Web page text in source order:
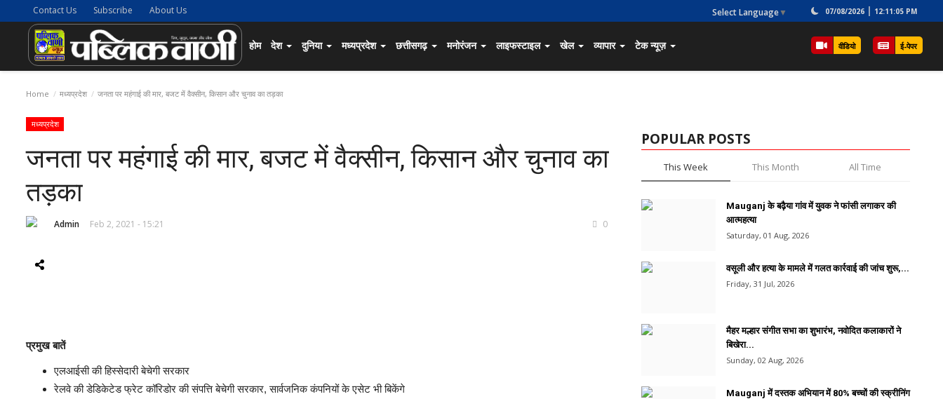
Contact Us Subscribe About Us Select Language▼ 07/08/2026 12:11:05 PM
होम देश दुनिया मध्यप्रदेश छत्तीसगढ़ मनोरंजन लाइफस्टाइल खेल व्यापार टेक न्यूज़ वीडियो ई-पेपर
Home मध्यप्रदेश जनता पर महंगाई की मार, बजट में वैक्सीन, किसान और चुनाव का तड़का
मध्यप्रदेश
जनता पर महंगाई की मार, बजट में वैक्सीन, किसान और चुनाव का
तड़का
Admin Feb 2, 2021 - 15:21 0
प्रमुख बातें
एलआईसी की हिस्सेदारी बेचेगी सरकार
रेलवे की डेडिकेटेड फ्रेट कॉरिडोर की संपत्ति बेचेगी सरकार, सार्वजनिक कंपनियों के एसेट भी बिकेंगे
POPULAR POSTS
This Week This Month All Time
Mauganj के बढ़ैया गांव में युवक ने फांसी लगाकर की
आत्महत्या
Saturday, 01 Aug, 2026
वसूली और हत्या के मामले में गलत कार्रवाई की जांच शुरू,...
Friday, 31 Jul, 2026
मैहर मल्हार संगीत सभा का शुभारंभ, नवोदित कलाकारों ने
बिखेरा...
Sunday, 02 Aug, 2026
Mauganj में दस्तक अभियान में 80% बच्चों की स्क्रीनिंग